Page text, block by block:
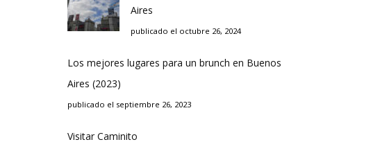
Aires
publicado el octubre 26, 2024
Los mejores lugares para un brunch en Buenos
Aires (2023)
publicado el septiembre 26, 2023
Visitar Caminito